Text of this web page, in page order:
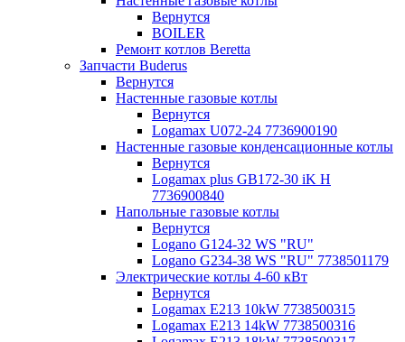
Вернутся
BOILER
Ремонт котлов Beretta
Запчасти Buderus
Вернутся
Настенные газовые котлы
Вернутся
Logamax U072-24 7736900190
Настенные газовые конденсационные котлы
Вернутся
Logamax plus GB172-30 iK H
7736900840
Напольные газовые котлы
Вернутся
Logano G124-32 WS "RU"
Logano G234-38 WS "RU" 7738501179
Электрические котлы 4-60 кВт
Вернутся
Logamax E213 10kW 7738500315
Logamax E213 14kW 7738500316